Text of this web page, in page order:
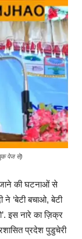
पेज से)
जाने की घटनाओं से
ने ‘बेटी बचाओ, बेटी
इस नारे का ज़िक्र
प्रदेश पुडुचेरी